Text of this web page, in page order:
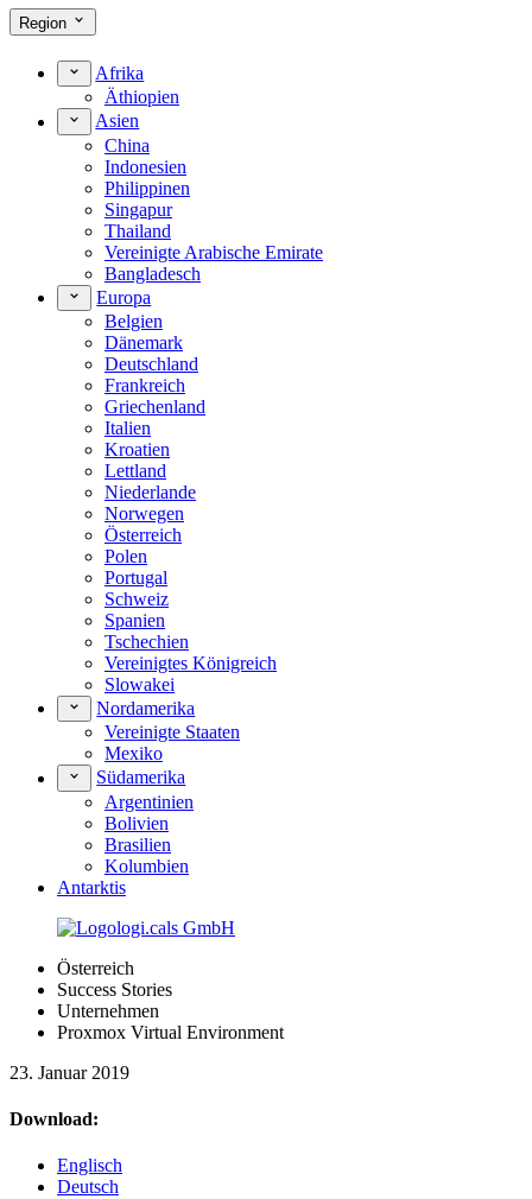
Region
Afrika
Äthiopien
Asien
China
Indonesien
Philippinen
Singapur
Thailand
Vereinigte Arabische Emirate
Bangladesch
Europa
Belgien
Dänemark
Deutschland
Frankreich
Griechenland
Italien
Kroatien
Lettland
Niederlande
Norwegen
Österreich
Polen
Portugal
Schweiz
Spanien
Tschechien
Vereinigtes Königreich
Slowakei
Nordamerika
Vereinigte Staaten
Mexiko
Südamerika
Argentinien
Bolivien
Brasilien
Kolumbien
Antarktis
Österreich
Success Stories
Unternehmen
Proxmox Virtual Environment
23. Januar 2019
Download:
Englisch
Deutsch